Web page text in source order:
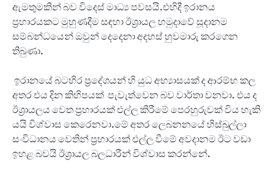
ඇමතුමකින් බව විදෙස් මාධ්‍ය පවසයි.එහිදී ඉරානය
ප්‍රහාරයකට මුහුණදීම සඳහා ඊශ්‍රායල හමුදාවේ සූදානම
සම්බන්ධයෙන් ඔවුන් දෙදෙනා අදහස් හුවමාරු කරගෙන
තිබුණා.
ඉරානයේ බටහිර ප්‍රදේශයන් හි යුධ අභ්‍යාසයක් ද ආරම්භ කල
අතර එය දින කිහිපයක් පැවැත්වෙන බව වාර්තා වනවා. එය ද
ඊශ්‍රායලය වෙත ප්‍රහාරයක් එල්ල කිරීමේ පෙරහුරුවක් විය හැකි
යයි විශ්වාස කෙරෙනවා.මේ අතර ලෙබනනයේ හිස්බුල්ලා
සංවිධානය වෙතින් ප්‍රහාරයක් එල්ල වීමේ අවදානම ඊට වඩා
ඉහළ බවයි ඊශ්‍රායල බලධාරීන් විශ්වාස කරන්නේ.